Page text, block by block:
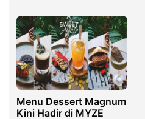
Menu Dessert Magnum
Kini Hadir di MYZE